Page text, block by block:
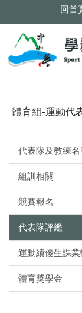
到
內
回首
體育組-運動代
代表隊及教練名
組訓相關
競賽報名
代表隊評鑑
運動績優生課
體育獎學金